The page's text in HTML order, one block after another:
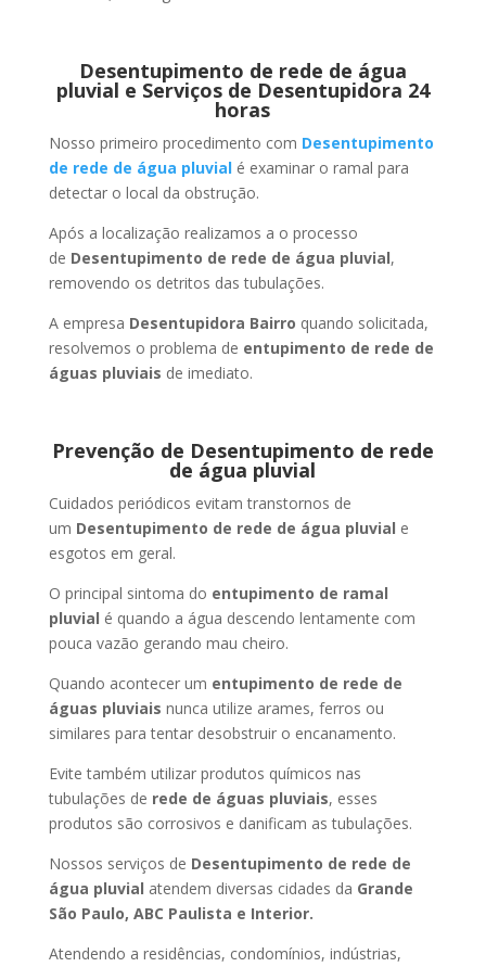
Desentupimento de rede de água
pluvial e Serviços de Desentupidora 24
horas
Nosso primeiro procedimento com Desentupimento
de rede de água pluvialé examinar o ramal para
detectar o local da obstrução.
Após a localização realizamos a o processo
de Desentupimento de rede de água pluvial,
removendo os detritos das tubulações.
A empresa Desentupidora Bairro quando solicitada,
resolvemos o problema de entupimento de rede de
águas pluviais de imediato.
Prevenção de Desentupimento de rede
de água pluvial
Cuidados periódicos evitam transtornos de
um Desentupimento de rede de água pluvial e
esgotos em geral.
O principal sintoma do entupimento de ramal
pluvial é quando a água descendo lentamente com
pouca vazão gerando mau cheiro.
Quando acontecer um entupimento de rede de
águas pluviais nunca utilize arames, ferros ou
similares para tentar desobstruir o encanamento.
Evite também utilizar produtos químicos nas
tubulações de rede de águas pluviais, esses
produtos são corrosivos e danificam as tubulações.
Nossos serviços de Desentupimento de rede de
água pluvial atendem diversas cidades da Grande
São Paulo, ABC Paulista e Interior.
Atendendo a residências, condomínios, indústrias,